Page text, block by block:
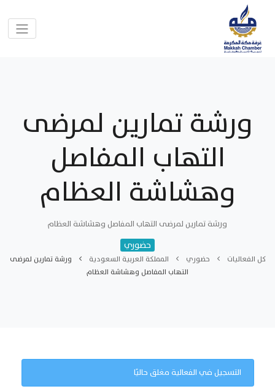
ورشة تمارين لمرضى
التهاب المفاصل
وهشاشة العظام
ورشة تمارين لمرضى التهاب المفاصل وهشاشة العظام
حضوري
كل الفعاليات حضوري المملكة العربية السعودية
ورشة تمارين لمرضى
التهاب المفاصل وهشاشة العظام
التسجيل في الفعالية مغلق حاليًا